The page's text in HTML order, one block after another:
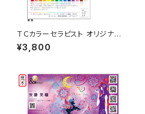
ＴＣカラーセラピスト オリジナル
名刺 50枚
¥3,800